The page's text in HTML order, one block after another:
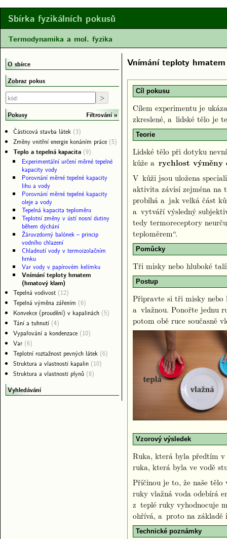
Sbírka fyzikálních pokusů
Termodynamika a mol. fyzika
Vnímání teploty
Cíl pokusu
Cílem experimentu je
zkreslené, a lidské tělo je
Teorie
Lidské tělo při dotyku
kůže a rychlost výměny
V kůži jsou uložena
aktivita závisí zejména na
probíhá a jak velká část
a vytváří výsledný
tedy termoreceptory
teploměrem“.
Pomůcky
Tři misky nebo hluboké
Postup
Připravte si tři misky nebo
a vlažnou. Ponořte jednu
potom obě ruce současně
Vzorový výsledek
Ruka, která byla předtím v
ruka, která byla ve vodě
Příčinou je to, že naše
ruky vlažná voda odebírá
z teplé ruky vyhodnocuje
ohřívá, a proto na základě
Technické poznámky
O sbírce
Zobraz pokus
Pokusy
Filtrování
Částicová stavba látek (3)
Změny vnitřní energie konáním práce (5)
Teplo a tepelná kapacita (9)
Experimentální určení měrné tepelné
kapacity vody
Porovnání měrné tepelné kapacity
lihu a vody
Porovnání měrné tepelné kapacity
oleje a vody
Tepelná kapacita teploměru
Teplotní změny v ústí nosní dutiny
během dýchání
Žáruvzdorný balónek – princip
vodního chlazení
Chladnutí vody v termoizolačním
hrnku
Var vody v papírovém kelímku
Vnímání teploty hmatem
(hmatový klam)
Tepelná vodivost (12)
Tepelná výměna zářením (6)
Konvekce (proudění) v kapalinách (5)
Tání a tuhnutí (4)
Vypařování a kondenzace (10)
Var (6)
Teplotní roztažnost pevných látek (6)
Struktura a vlastnosti kapalin (10)
Struktura a vlastnosti plynů (8)
Vyhledávání